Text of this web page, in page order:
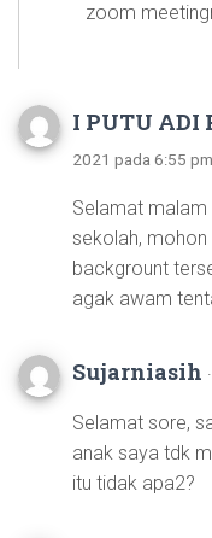
zoom
I PUTU ADI
2021 pada 6:55 pm
Selamat malam
sekolah,
backgrount
agak awam
Sujarniasih
Selamat sore,
anak saya tdk
itu tidak apa2?